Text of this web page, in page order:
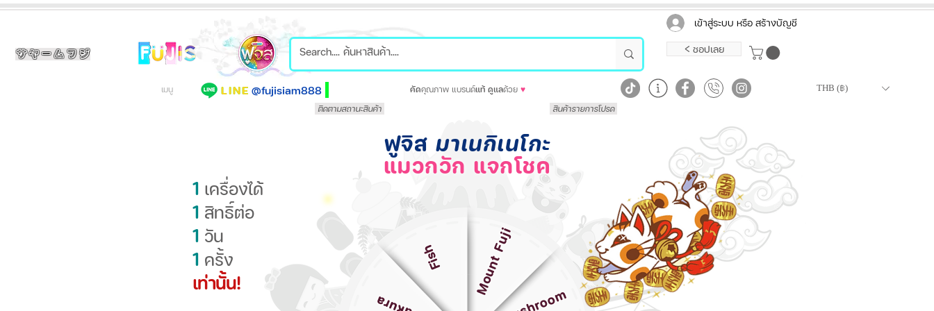
サヤームフジ
@fujisiam888
LINE
เมนู คัดคุณภาพ แบรนด์แท้ ดูแลด้วย ♥
เข้าสู่ระบบ หรือ สร้างบัญชี
< ชอปเลย
THB (฿)
ติดตามสถานะสินค้า สินค้ารายการโปรด
Mount Fuji
Fish
ฟูจิส มาเนกิเนโกะ
แมวกวัก แจกโชค
1 เครื่องได้
1 สิทธิ์ต่อ
1 วัน
1 ครั้ง
เท่านั้น!